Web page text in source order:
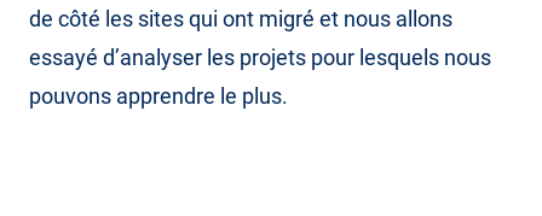
de côté les sites qui ont migré et nous allons
essayé d’analyser les projets pour lesquels nous
pouvons apprendre le plus.